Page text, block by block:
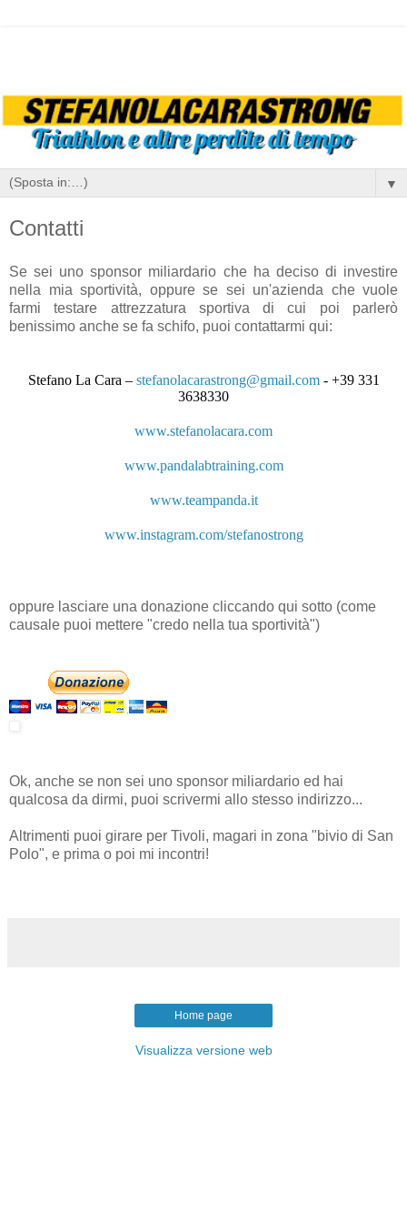
▼
Contatti
Se sei uno sponsor miliardario che ha deciso di investire
nella mia sportività, oppure se sei un'azienda che vuole
farmi testare attrezzatura sportiva di cui poi parlerò
benissimo anche se fa schifo, puoi contattarmi qui:
Stefano La Cara – stefanolacarastrong@gmail.com- +39 331
3638330
www.stefanolacara.com
www.pandalabtraining.com
www.teampanda.it
www.instagram.com/stefanostrong
oppure lasciare una donazione cliccando qui sotto (come
causale puoi mettere "credo nella tua sportività")
Ok, anche se non sei uno sponsor miliardario ed hai
qualcosa da dirmi, puoi scrivermi allo stesso indirizzo...
Altrimenti puoi girare per Tivoli, magari in zona "bivio di San
Polo", e prima o poi mi incontri!
Home page
Visualizza versione web